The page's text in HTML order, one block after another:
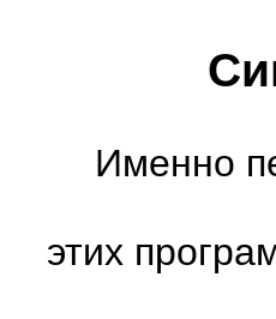
Именно
этих